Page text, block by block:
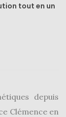
tout en un
depuis
Clémence en